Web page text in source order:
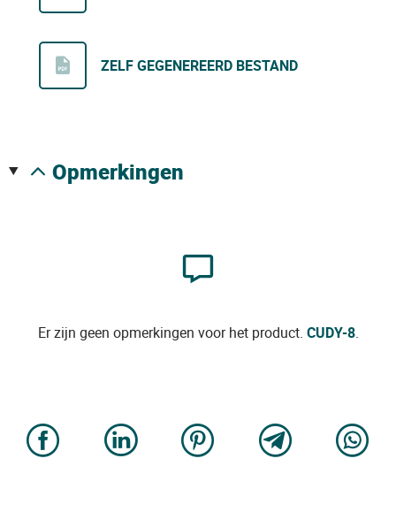
ZELF GEGENEREERD BESTAND
opmerkingen
Er zijn geen opmerkingen voor het product. CUDY-8.